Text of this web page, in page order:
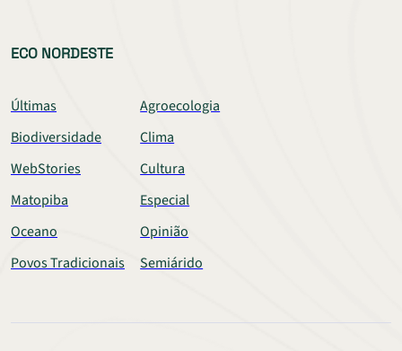
ECO NORDESTE
Últimas
Agroecologia
Biodiversidade
Clima
WebStories
Cultura
Matopiba
Especial
Oceano
Opinião
Povos Tradicionais
Semiárido